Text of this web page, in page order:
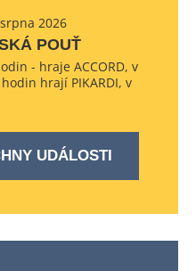
2026
POUŤ
- hraje ACCORD, v
hrají PIKARDI, v
UDÁLOSTI